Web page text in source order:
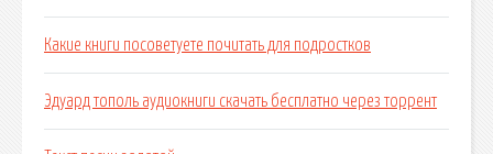
Какие книги посоветуете почитать для подростков
Эдуард тополь аудиокниги скачать бесплатно через торрент